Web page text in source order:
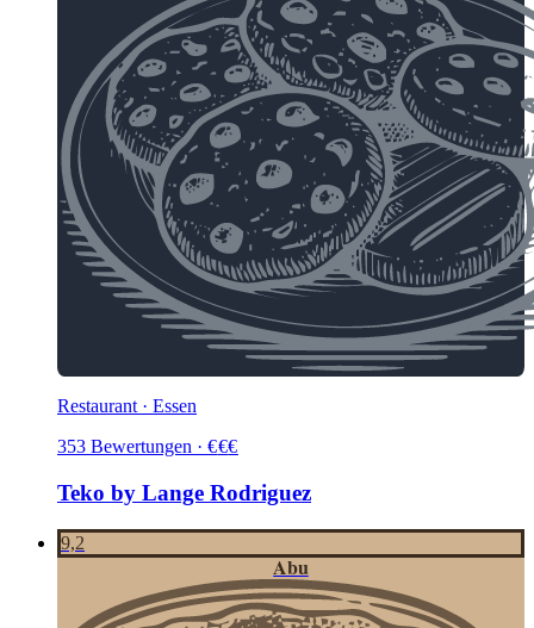
Restaurant · Essen
353 Bewertungen · €€€
Teko by Lange Rodriguez
9,2
Abu